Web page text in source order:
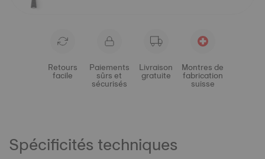
Retours
facile
Paiements
sûrs et
sécurisés
Livraison
gratuite
Montres de
fabrication
suisse
Spécificités techniques